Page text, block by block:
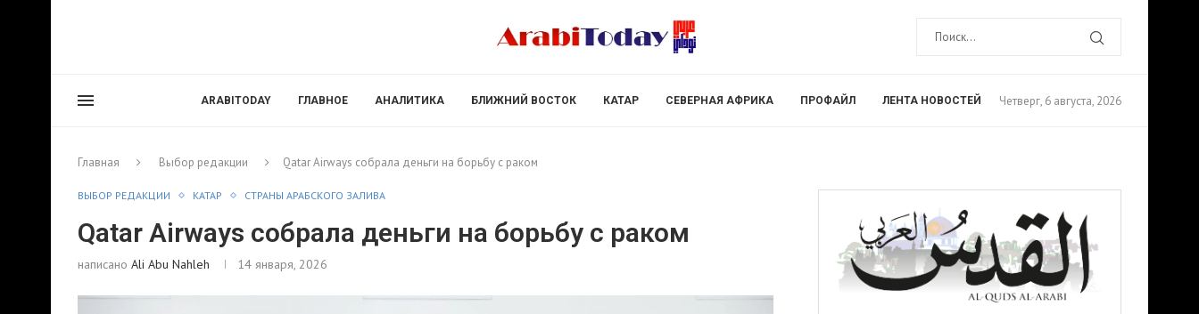
ARABITODAY ГЛАВНОЕ АНАЛИТИКА БЛИЖНИЙ ВОСТОК КАТАР СЕВЕРНАЯ АФРИКА ПРОФАЙЛ ЛЕНТА НОВОСТЕЙ Четверг, 6 августа, 2026
Главная Выбор редакции Qatar Airways собрала деньги на борьбу с раком
ВЫБОР РЕДАКЦИИ КАТАР СТРАНЫ АРАБСКОГО ЗАЛИВА
Qatar Airways собрала деньги на борьбу с раком
написано Ali Abu Nahleh 14 января, 2026